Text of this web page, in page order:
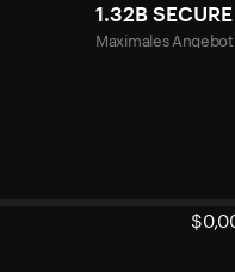
1.32B SECURE
Maximales Angebot